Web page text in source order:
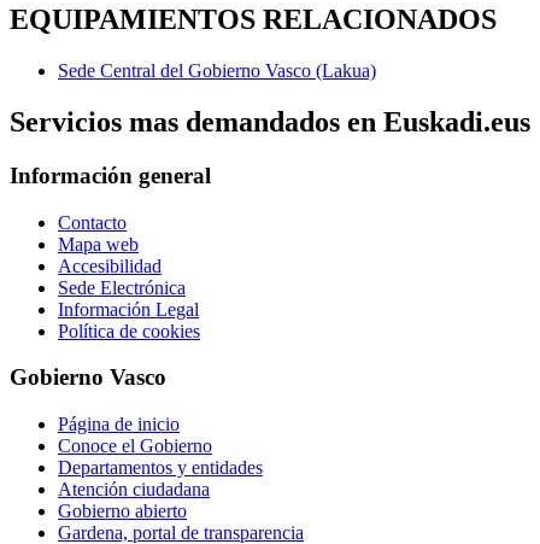
EQUIPAMIENTOS RELACIONADOS
Sede Central del Gobierno Vasco (Lakua)
Servicios mas demandados en Euskadi.eus
Información general
Contacto
Mapa web
Accesibilidad
Sede Electrónica
Información Legal
Política de cookies
Gobierno Vasco
Página de inicio
Conoce el Gobierno
Departamentos y entidades
Atención ciudadana
Gobierno abierto
Gardena, portal de transparencia